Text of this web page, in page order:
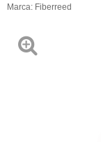
Marca: Fiberreed